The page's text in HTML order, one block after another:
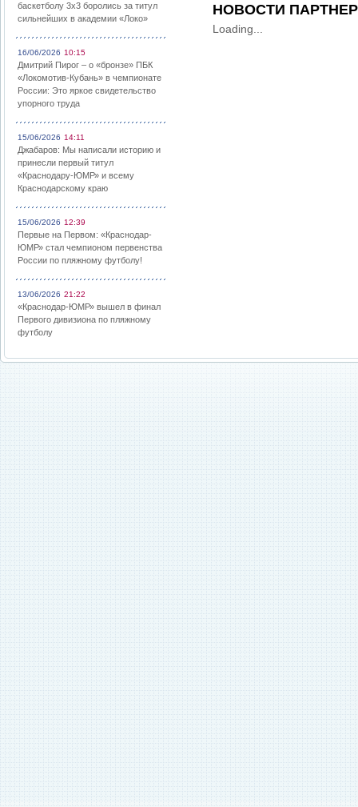
баскетболу 3х3 боролись за титул
сильнейших в академии «Локо»
16/06/2026 10:15
Дмитрий Пирог – о «бронзе» ПБК
«Локомотив-Кубань» в чемпионате
России: Это яркое свидетельство
упорного труда
15/06/2026 14:11
Джабаров: Мы написали историю и
принесли первый титул
«Краснодару-ЮМР» и всему
Краснодарскому краю
15/06/2026 12:39
Первые на Первом: «Краснодар-
ЮМР» стал чемпионом первенства
России по пляжному футболу!
13/06/2026 21:22
«Краснодар-ЮМР» вышел в финал
Первого дивизиона по пляжному
футболу
НОВОСТИ
Loading...